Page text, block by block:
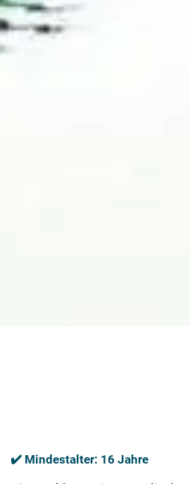
✔️ Mindestalter: 16 Jahre